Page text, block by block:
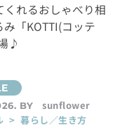
くれるおしゃべり相
「KOTTI(コッテ
♪
BY
sunflower
> 暮らし／生き方